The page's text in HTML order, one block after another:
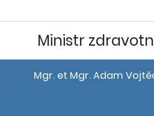
Ministr
Mgr. et Mgr. Adam